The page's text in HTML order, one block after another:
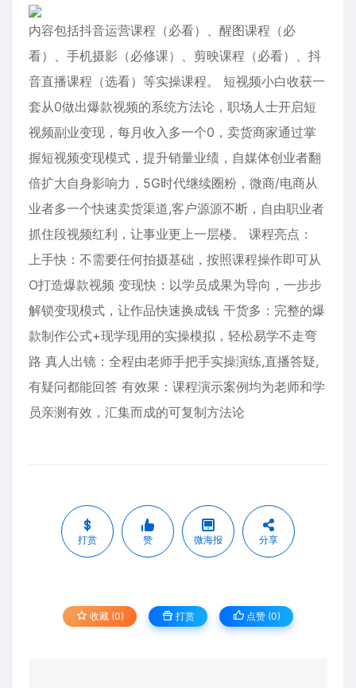
内容包括抖音运营课程（必看）、醒图课程（必
看）、手机摄影（必修课）、剪映课程（必看）、抖
音直播课程（选看）等实操课程。 短视频小白收获一
套从0做出爆款视频的系统方法论，职场人士开启短
视频副业变现，每月收入多一个0，卖货商家通过掌
握短视频变现模式，提升销量业绩，自媒体创业者翻
倍扩大自身影响力，5G时代继续圈粉，微商/电商从
业者多一个快速卖货渠道,客户源源不断，自由职业者
抓住段视频红利，让事业更上一层楼。 课程亮点：
上手快：不需要任何拍摄基础，按照课程操作即可从
O打造爆款视频 变现快：以学员成果为导向，一步步
解锁变现模式，让作品快速换成钱 干货多：完整的爆
款制作公式+现学现用的实操模拟，轻松易学不走弯
路 真人出镜：全程由老师手把手实操演练,直播答疑,
有疑问都能回答 有效果：课程演示案例均为老师和学
员亲测有效，汇集而成的可复制方法论
打赏 赞 微海报 分享
收藏 (0) 打赏 点赞 (0)